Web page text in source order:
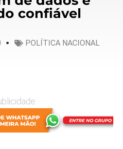
confiável
POLÍTICA NACIONAL